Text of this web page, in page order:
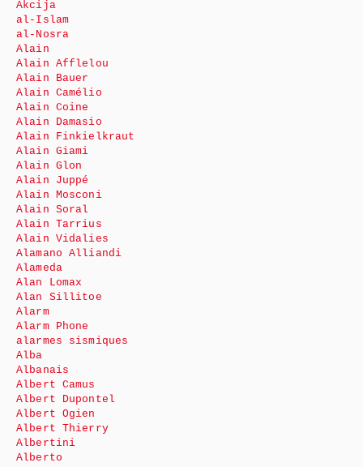
Akcija
al-Islam
al-Nosra
Alain
Alain Afflelou
Alain Bauer
Alain Camélio
Alain Coine
Alain Damasio
Alain Finkielkraut
Alain Giami
Alain Glon
Alain Juppé
Alain Mosconi
Alain Soral
Alain Tarrius
Alain Vidalies
Alamano Alliandi
Alameda
Alan Lomax
Alan Sillitoe
Alarm
Alarm Phone
alarmes sismiques
Alba
Albanais
Albert Camus
Albert Dupontel
Albert Ogien
Albert Thierry
Albertini
Alberto